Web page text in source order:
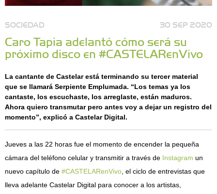
SOCIEDAD 30 SEP 2020
Caro Tapia adelantó cómo será su
próximo disco en #CASTELARenVivo
La cantante de Castelar está terminando su tercer material
que se llamará Serpiente Emplumada. “Los temas ya los
cantaste, los escuchaste, los arreglaste, están maduros.
Ahora quiero transmutar pero antes voy a dejar un registro del
momento”, explicó a Castelar Digital.
Jueves a las 22 horas fue el momento de encender la pequeña
cámara del teléfono celular y transmitir a través de Instagram un
nuevo capítulo de #CASTELARenVivo , el ciclo de entrevistas que
lleva adelante Castelar Digital para conocer a los artistas,